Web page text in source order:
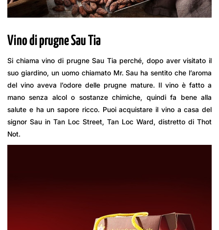
Vino di prugne Sau Tia
Si chiama vino di prugne Sau Tia perché, dopo aver visitato il
suo giardino, un uomo chiamato Mr. Sau ha sentito che l’aroma
del vino aveva l’odore delle prugne mature. Il vino è fatto a
mano senza alcol o sostanze chimiche, quindi fa bene alla
salute e ha un sapore ricco. Puoi acquistare il vino a casa del
signor Sau in Tan Loc Street, Tan Loc Ward, distretto di Thot
Not.